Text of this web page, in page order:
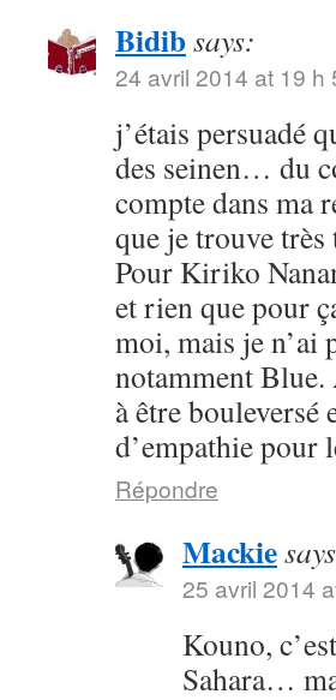
Bidibsays:
24 avril 2014 at 19 h
j’étais persuadé
des seinen… du
compte dans ma
que je trouve très
Pour Kiriko
et rien que pour
moi, mais je n’ai
notamment
à être
d’empathie pour
Répondre
Mackie
25 avril 2014
Kouno,
Sahara…